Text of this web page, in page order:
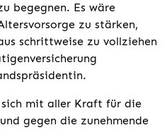
begegnen. Es wäre
zu stärken,
schrittweise zu vollziehen
mit aller Kraft für die
gegen die zunehmende